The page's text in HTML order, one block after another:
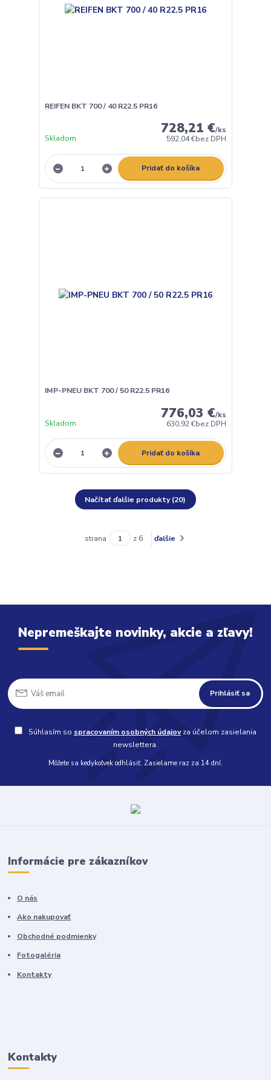
REIFEN BKT 700 / 40 R22.5 PR16
728,21 €/ks
592,04 €bez DPH
Skladom
Pridať do košíka
IMP-PNEU BKT 700 / 50 R22.5 PR16
776,03 €/ks
630,92 €bez DPH
Skladom
Pridať do košíka
Načítať ďalšie produkty (20)
strana z 6 ďalšie
Nepremeškajte novinky, akcie a zľavy!
Prihlásiť sa
Súhlasím so spracovaním osobných údajovza účelom zasielania
newslettera.
Môžete sa kedykoľvek odhlásiť. Zasielame raz za 14 dní.
Informácie pre zákazníkov
O nás
Ako nakupovať
Obchodné podmienky
Fotogaléria
Kontakty
Kontakty